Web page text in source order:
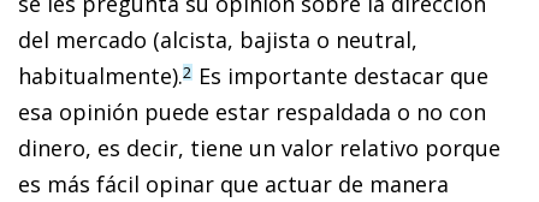
del mercado (alcista, bajista o neutral,
habitualmente).2 Es importante destacar que
esa opinión puede estar respaldada o no con
dinero, es decir, tiene un valor relativo porque
es más fácil opinar que actuar de manera